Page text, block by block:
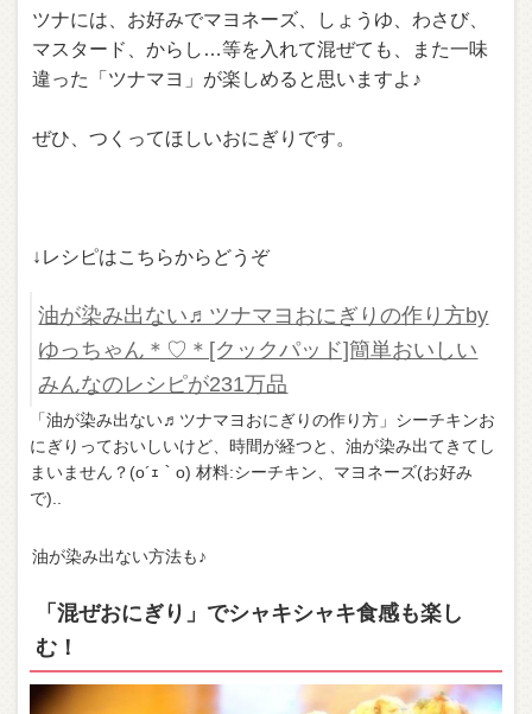
ツナには、お好みでマヨネーズ、しょうゆ、わさび、
マスタード、からし…等を入れて混ぜても、また一味
違った「ツナマヨ」が楽しめると思いますよ♪
ぜひ、つくってほしいおにぎりです。
↓レシピはこちらからどうぞ
油が染み出ない♬ツナマヨおにぎりの作り方by
ゆっちゃん＊♡＊[クックパッド]簡単おいしい
みんなのレシピが231万品
「油が染み出ない♬ツナマヨおにぎりの作り方」シーチキンお
にぎりっておいしいけど、時間が経つと、油が染み出てきてし
まいません？(o´ｪ｀o) 材料:シーチキン、マヨネーズ(お好み
で)..
油が染み出ない方法も♪
「混ぜおにぎり」でシャキシャキ食感も楽し
む！